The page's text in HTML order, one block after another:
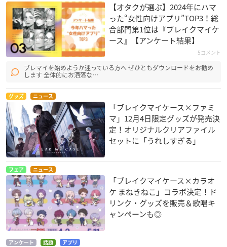
【オタクが選ぶ】2024年にハマ
った“女性向けアプリ”TOP3！総
合部門第1位は『ブレイクマイケ
ース』【アンケート結果】
5コメント
ブレマイを始めようか迷っている方へ ぜひともダウンロードをお勧め
します 全体的にお洒落な…
グッズ ニュース
「ブレイクマイケース×ファミ
マ」12月4日限定グッズが発売決
定！オリジナルクリアファイル
セットに「うれしすぎる」
フェア ニュース
「ブレイクマイケース×カラオ
ケ まねきねこ」コラボ決定！ド
リンク・グッズを販売＆歌唱キ
ャンペーンも◎
アンケート 話題 アプリ